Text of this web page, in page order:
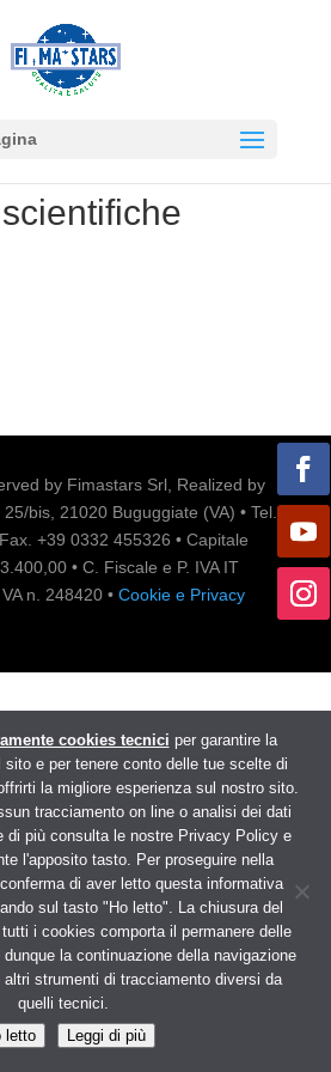
by Fimastars Srl, Realized by
bis, 21020 Buguggiate (VA) • Tel.
+39 0332 455326 • Capitale
• C. Fiscale e P. IVA IT
n. 248420 • Cookie e Privacy
cookies tecnici per garantire la
e per tenere conto delle tue scelte di
la migliore esperienza sul nostro sito.
tracciamento on line o analisi dei dati
di più consulta le nostre Privacy Policy e
l'apposito tasto. Per proseguire nella
di aver letto questa informativa
sul tasto "Ho letto". La chiusura del
i cookies comporta il permanere delle
la continuazione della navigazione
strumenti di tracciamento diversi da
quelli tecnici.
letto
Leggi di più